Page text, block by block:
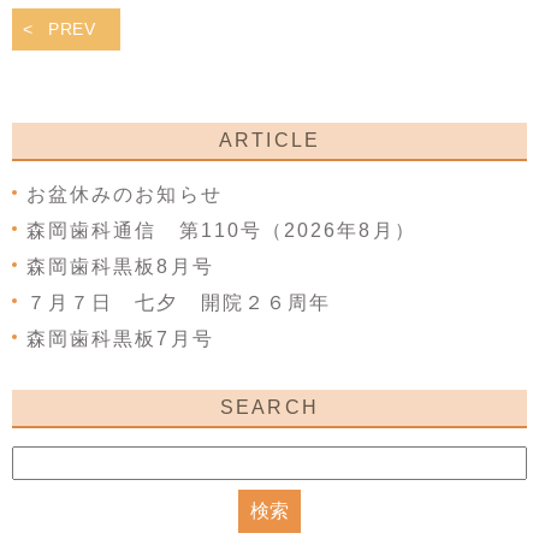
PREV
ARTICLE
お盆休みのお知らせ
森岡歯科通信 第110号（2026年8月）
森岡歯科黒板8月号
７月７日 七夕 開院２６周年
森岡歯科黒板7月号
SEARCH